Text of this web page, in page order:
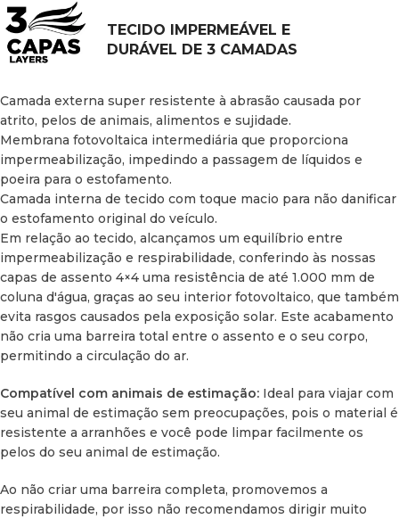
TECIDO IMPERMEÁVEL E
DURÁVEL DE 3 CAMADAS
Camada externa super resistente à abrasão causada por
atrito, pelos de animais, alimentos e sujidade.
Membrana fotovoltaica intermediária que proporciona
impermeabilização, impedindo a passagem de líquidos e
poeira para o estofamento.
Camada interna de tecido com toque macio para não danificar
o estofamento original do veículo.
Em relação ao tecido, alcançamos um equilíbrio entre
impermeabilização e respirabilidade, conferindo às nossas
capas de assento 4×4 uma resistência de até 1.000 mm de
coluna d'água, graças ao seu interior fotovoltaico, que também
evita rasgos causados ​​pela exposição solar. Este acabamento
não cria uma barreira total entre o assento e o seu corpo,
permitindo a circulação do ar.
Compatível com animais de estimação: Ideal para viajar com
seu animal de estimação sem preocupações, pois o material é
resistente a arranhões e você pode limpar facilmente os
pelos do seu animal de estimação.
Ao não criar uma barreira completa, promovemos a
respirabilidade, por isso não recomendamos dirigir muito